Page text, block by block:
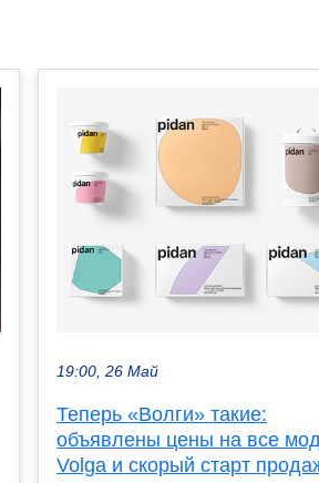
19:00, 26 Май
Теперь «Волги» такие:
объявлены цены на все
Volga и скорый старт